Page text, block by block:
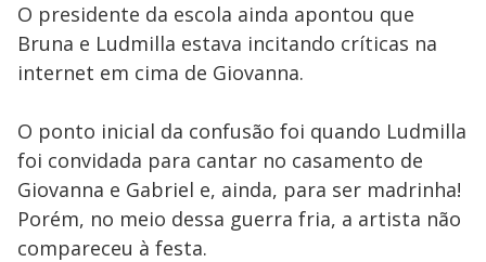
O presidente da escola ainda apontou que
Bruna e Ludmilla estava incitando críticas na
internet em cima de Giovanna.
O ponto inicial da confusão foi quando Ludmilla
foi convidada para cantar no casamento de
Giovanna e Gabriel e, ainda, para ser madrinha!
Porém, no meio dessa guerra fria, a artista não
compareceu à festa.